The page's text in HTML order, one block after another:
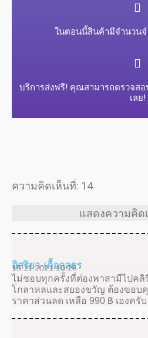
ในตอนนี้สินค้ามีจำนวนจ
บริการส่งฟรี! คุณสามารถตรวจส
เลย!
ความคิดเห็นที่: 14
แสดงความคิด
อิสริยา เกื้อกุลธร
15.11.2021 10:26
ไม่ชอบทุกครั้งที่ต่องพาสามีไปคลิ
โกลาหลและสยองขวัญ ต้องขอ
ราคาส่วนลด เหลือ 990 ฿ เองครับ